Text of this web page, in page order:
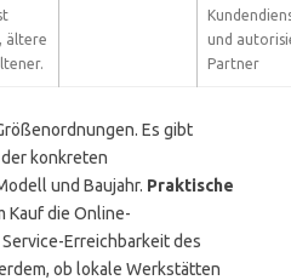
ältere
und
Partner
Es gibt
konkreten
und Baujahr. Praktische
Kauf die Online-
Erreichbarkeit des
ob lokale Werkstätten